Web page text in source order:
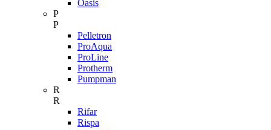
Oasis
P
P
Pelletron
ProAqua
ProLine
Protherm
Pumpman
R
R
Rifar
Rispa